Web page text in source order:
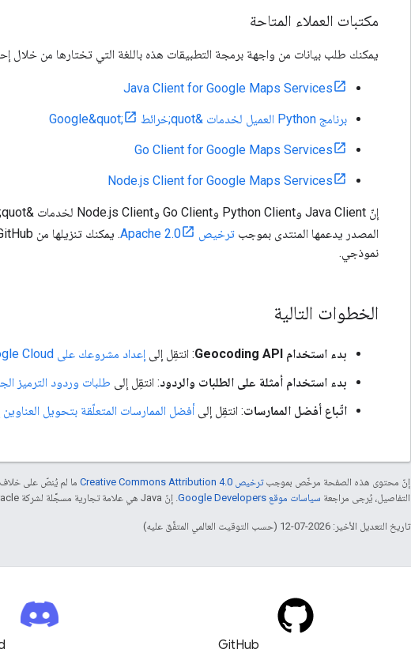
مكتبات العملاء المتاحة
يمكنك طلب بيانات من واجهة برمجة التطبيقات هذه باللغة التي تختارها من خلال
Java Client for Google Maps Services
برنامج Python العميل لخدمات &quot;خرائط Google&quot;
Go Client for Google Maps Services
Node.js Client for Google Maps Services
المصدر يدعمها المنتدى بموجب ترخيص Apache 2.0
نموذجي.
الخطوات التالية
بدء استخدام Geocoding API : انتقِل إلى إعداد مشروعك على Google Cloud
بدء استخدام أمثلة على الطلبات والردود: انتقِل إلى طلبات وردود الترميز
اتّباع أفضل الممارسات: انتقِل إلىأفضل الممارسات المتعلّقة بتحويل
إنّ محتوى هذه الصفحة مرخّص بموجبترخيص Creative Commons Attribution 4.0‏ ما لم يُنصّ على
التفاصيل، يُرجى مراجعة سياسات موقع Google Developers‏ . إنّ Java هي علامة تجارية مسجَّلة لشركة Oracle و/أو شركائها التابعين.
تاريخ التعديل الأخير: 2026-07-12 (حسب التوقيت العالمي المتفَّق عليه)
GitHub